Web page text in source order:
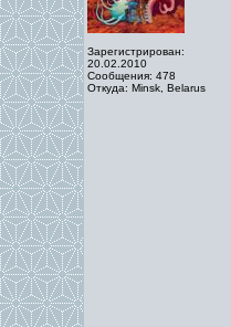
Зарегистрирован:
20.02.2010
Сообщения: 478
Откуда: Minsk, Belarus